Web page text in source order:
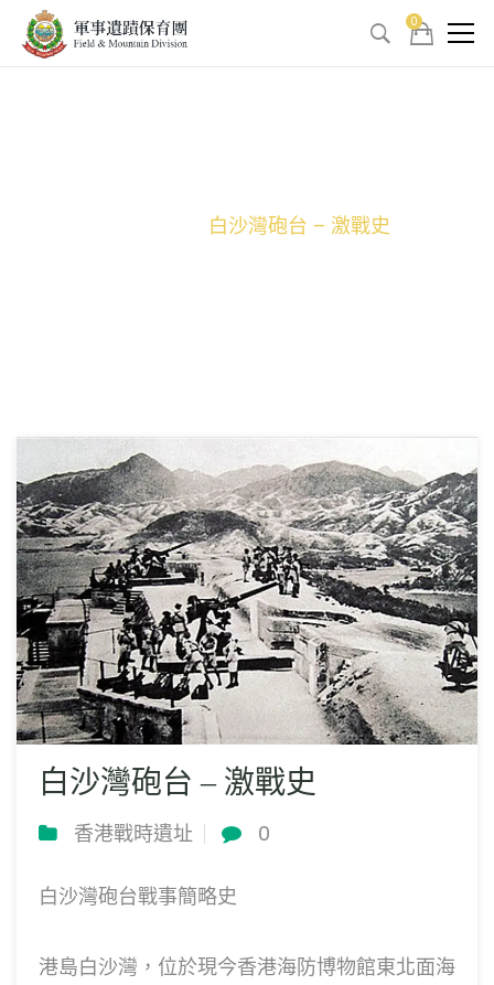
0
白沙灣砲台 – 激戰史
白沙灣砲台 – 激戰史
香港戰時遺址 0
白沙灣砲台戰事簡略史
港島白沙灣，位於現今香港海防博物館東北面海